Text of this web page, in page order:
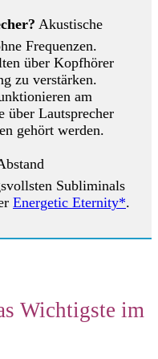
Akustische
Frequenzen.
über Kopfhörer
zu verstärken.
am
über Lautsprecher
gehört werden.
Subliminals
Energetic Eternity*.
Wichtigste im